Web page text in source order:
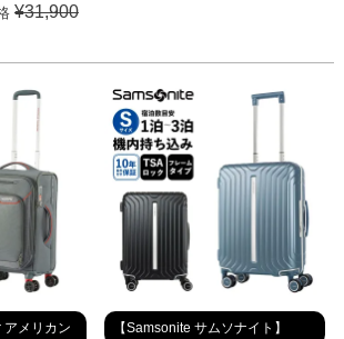
¥31,900
アメリカン
【Samsonite サムソナイト】